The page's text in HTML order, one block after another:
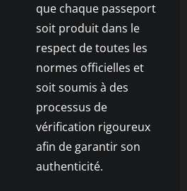
que chaque passeport
soit produit dans le
respect de toutes les
normes officielles et
soit soumis à des
processus de
vérification rigoureux
afin de garantir son
authenticité.